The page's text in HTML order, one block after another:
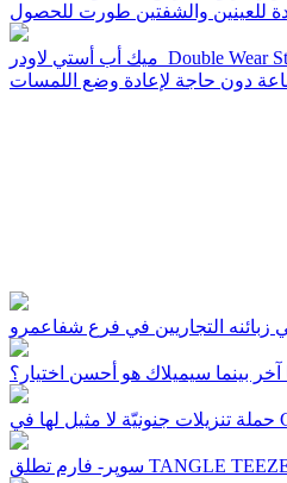
للعينين والشفتين طورت للحصول
زبائنه التجاريين في فرع شفاعمرو
بينما سيميلاك هو أحسن اختيار؟